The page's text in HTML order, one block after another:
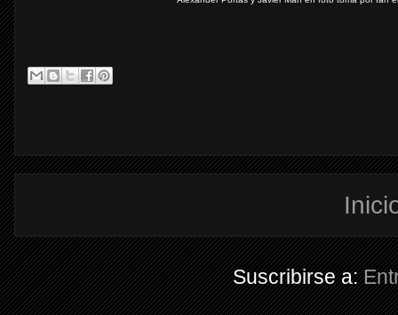
Suscribirse a: